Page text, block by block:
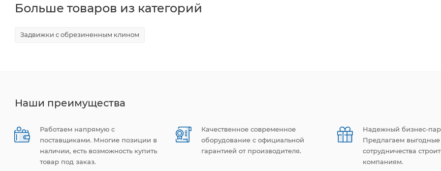
Больше товаров из категорий
Задвижки с обрезиненным клином
Наши преимущества
Работаем напрямую с
поставщиками. Многие позиции в
наличии, есть возможность купить
товар под заказ.
Качественное современное
оборудование с официальной
гарантией от производителя.
Надежный бизнес-
Предлагаем выгодные
сотрудничества
компаниям.